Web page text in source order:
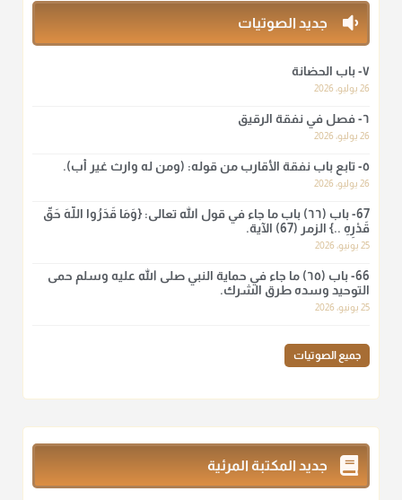
منذ 3 شهر
لا أعلم لدعاء ختم القرآن في الصلاة أصلاً صحيحاً يعتمد عليه من سنة
الرسول صلى الله عليه وسلّم، ولا من عمل الصحابة رضي الله
منذ 3 شهر
أ.د. صالح الشمراني
نرى اليوم بأبصارنا بعض ما رأى العلماء ببصائرهم: "والرافضة ليس
لهم سعي إلا في هدم الإسلام و نقض عراه...فأيامهم في الإسلام
كلها سود" ابن تيمية.
أ.د. صالح الشمراني
المعتدلين غير مقبوضتين ولا مبسوطتين أربع مرات من الرز أو البر
أو التمر أو اللحم
جديد الصوتيات
٧- باب الحضانة
26 يوليو، 2026
٦- فصل في نفقة الرقيق
26 يوليو، 2026
٥- تابع باب نفقة الأقارب من قوله: (ومن له وارث غير أب).
26 يوليو، 2026
67- باب (٦٦) باب ما جاء في قول الله تعالى: {وَمَا قَدَرُوا اللَّهَ حَقَّ
قَدْرِهِ ..} الزمر (67) الآية.
25 يونيو، 2026
66- باب (٦٥) ما جاء في حماية النبي صلى الله عليه وسلم حمى
التوحيد وسده طرق الشرك.
25 يونيو، 2026
جميع الصوتيات
جديد المكتبة المرئية